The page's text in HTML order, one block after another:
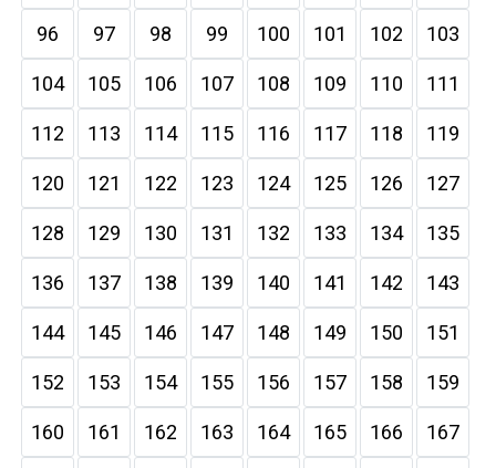
96 97 98 99 100 101 102 103
104 105 106 107 108 109 110 111
112 113 114 115 116 117 118 119
120 121 122 123 124 125 126 127
128 129 130 131 132 133 134 135
136 137 138 139 140 141 142 143
144 145 146 147 148 149 150 151
152 153 154 155 156 157 158 159
160 161 162 163 164 165 166 167